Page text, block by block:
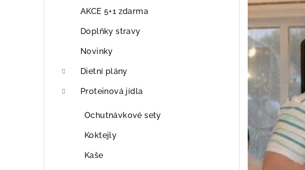
AKCE 5+1 zdarma
Doplňky stravy
Novinky
Dietní plány
Proteinová jídla
Ochutnávkové sety
Koktejly
Kaše